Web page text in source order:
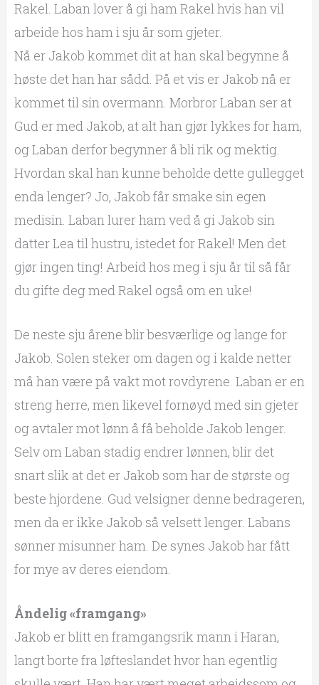
Rakel. Laban lover å gi ham Rakel hvis han vil
arbeide hos ham i sju år som gjeter.
Nå er Jakob kommet dit at han skal begynne å
høste det han har sådd. På et vis er Jakob nå er
kommet til sin overmann. Morbror Laban ser at
Gud er med Jakob, at alt han gjør lykkes for ham,
og Laban derfor begynner å bli rik og mektig.
Hvordan skal han kunne beholde dette gullegget
enda lenger? Jo, Jakob får smake sin egen
medisin. Laban lurer ham ved å gi Jakob sin
datter Lea til hustru, istedet for Rakel! Men det
gjør ingen ting! Arbeid hos meg i sju år til så får
du gifte deg med Rakel også om en uke!
De neste sju årene blir besværlige og lange for
Jakob. Solen steker om dagen og i kalde netter
må han være på vakt mot rovdyrene. Laban er en
streng herre, men likevel fornøyd med sin gjeter
og avtaler mot lønn å få beholde Jakob lenger.
Selv om Laban stadig endrer lønnen, blir det
snart slik at det er Jakob som har de største og
beste hjordene. Gud velsigner denne bedrageren,
men da er ikke Jakob så velsett lenger. Labans
sønner misunner ham. De synes Jakob har fått
for mye av deres eiendom.
Åndelig «framgang»
Jakob er blitt en framgangsrik mann i Haran,
langt borte fra løfteslandet hvor han egentlig